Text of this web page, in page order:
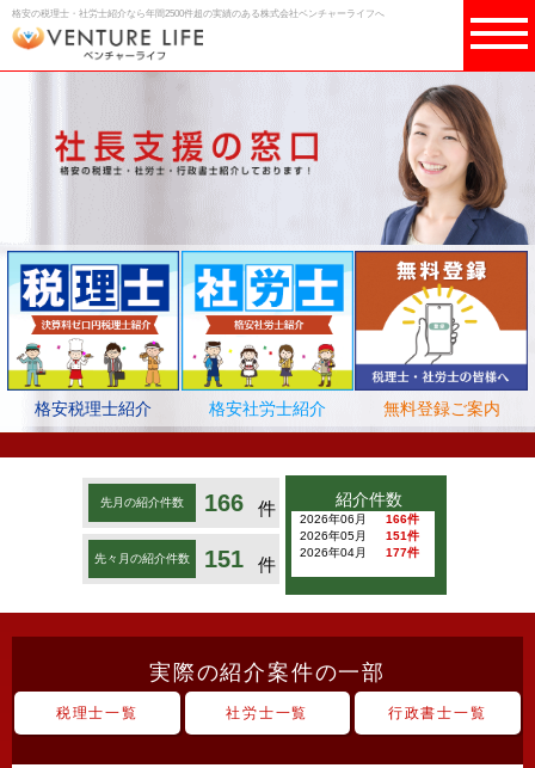
格安の税理士・社労士紹介なら年間2500件超の実績のある株式会社ベンチャーライフへ
格安税理士紹介 格安社労士紹介 無料登録ご案内
先月の紹介件数 166 件
先々月の紹介件数 151 件
紹介件数
2026年06月
166件
2026年05月
151件
2026年04月
177件
実際の紹介案件の一部
税理士一覧 社労士一覧 行政書士一覧